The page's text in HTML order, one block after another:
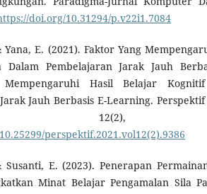
doi.org/10.31294/p.v22i1.7084
Yana, E. (2021). Faktor Yang
Dalam Pembelajaran Jarak Jauh
Hasil Belajar
Jauh Berbasis E-Learning.
12(2),
perspektif.2021.vol12(2).9386
Susanti, E. (2023). Penerapan
Minat Belajar Pengamalan Sila